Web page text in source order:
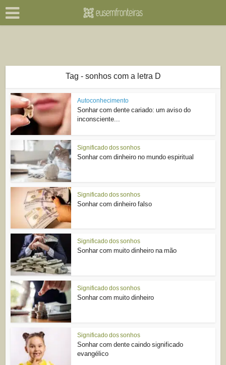
Tag - sonhos com a letra D
Autoconhecimento
Sonhar com dente cariado: um aviso do
inconsciente...
Significado dos sonhos
Sonhar com dinheiro no mundo espiritual
Significado dos sonhos
Sonhar com dinheiro falso
Significado dos sonhos
Sonhar com muito dinheiro na mão
Significado dos sonhos
Sonhar com muito dinheiro
Significado dos sonhos
Sonhar com dente caindo significado
evangélico